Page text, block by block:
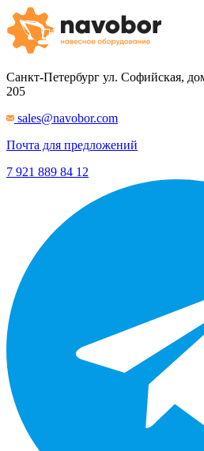
Санкт-Петербург ул. Софийская,
205
sales@navobor.com
Почта для предложений
7 921 889 84 12